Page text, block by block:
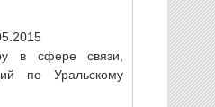
в сфере связи,
по Уральскому